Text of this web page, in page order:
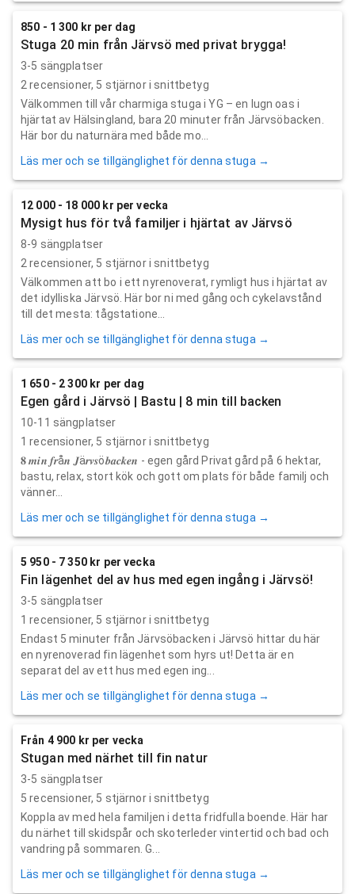
850 - 1 300 kr per dag
Stuga 20 min från Järvsö med privat brygga!
3-5 sängplatser
2 recensioner, 5 stjärnor i snittbetyg
Välkommen till vår charmiga stuga i YG – en lugn oas i
hjärtat av Hälsingland, bara 20 minuter från Järvsöbacken.
Här bor du naturnära med både mo...
Läs mer och se tillgänglighet för denna stuga →
12 000 - 18 000 kr per vecka
Mysigt hus för två familjer i hjärtat av Järvsö
8-9 sängplatser
2 recensioner, 5 stjärnor i snittbetyg
Välkommen att bo i ett nyrenoverat, rymligt hus i hjärtat av
det idylliska Järvsö. Här bor ni med gång och cykelavstånd
till det mesta: tågstatione...
Läs mer och se tillgänglighet för denna stuga →
1 650 - 2 300 kr per dag
Egen gård i Järvsö | Bastu | 8 min till backen
10-11 sängplatser
1 recensioner, 5 stjärnor i snittbetyg
𝟖 𝒎𝒊𝒏 𝒇𝒓å𝒏 𝑱ä𝒓𝒗𝒔ö𝒃𝒂𝒄𝒌𝒆𝒏 - egen gård Privat gård på 6 hektar,
bastu, relax, stort kök och gott om plats för både familj och
vänner...
Läs mer och se tillgänglighet för denna stuga →
5 950 - 7 350 kr per vecka
Fin lägenhet del av hus med egen ingång i Järvsö!
3-5 sängplatser
1 recensioner, 5 stjärnor i snittbetyg
Endast 5 minuter från Järvsöbacken i Järvsö hittar du här
en nyrenoverad fin lägenhet som hyrs ut! Detta är en
separat del av ett hus med egen ing...
Läs mer och se tillgänglighet för denna stuga →
Från 4 900 kr per vecka
Stugan med närhet till fin natur
3-5 sängplatser
5 recensioner, 5 stjärnor i snittbetyg
Koppla av med hela familjen i detta fridfulla boende. Här har
du närhet till skidspår och skoterleder vintertid och bad och
vandring på sommaren. G...
Läs mer och se tillgänglighet för denna stuga →